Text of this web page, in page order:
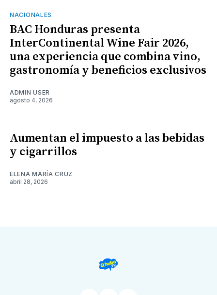
NACIONALES
BAC Honduras presenta
InterContinental Wine Fair 2026,
una experiencia que combina vino,
gastronomía y beneficios exclusivos
ADMIN USER
agosto 4, 2026
Aumentan el impuesto a las bebidas
y cigarrillos
ELENA MARÍA CRUZ
abril 28, 2026